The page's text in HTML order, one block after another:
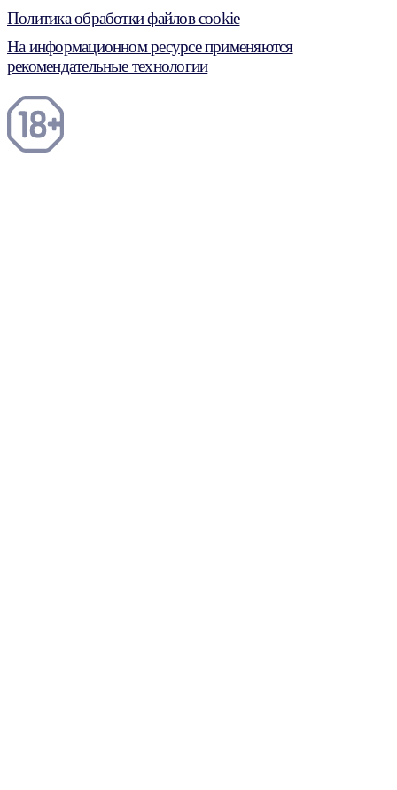
Политика обработки файлов cookie
На информационном ресурсе применяются
рекомендательные технологии